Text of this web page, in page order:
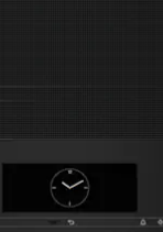
su tinklo ryšiu ir